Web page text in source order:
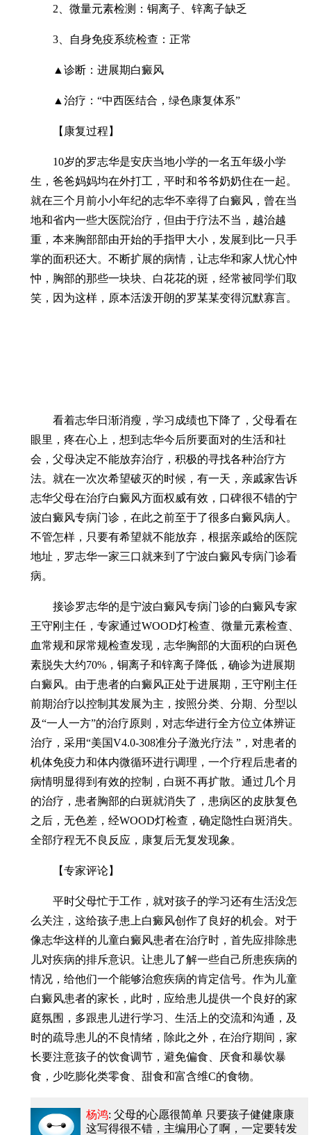
2、微量元素检测：铜离子、锌离子缺乏
3、自身免疫系统检查：正常
▲诊断：进展期白癜风
▲治疗：“中西医结合，绿色康复体系”
【康复过程】
10岁的罗志华是安庆当地小学的一名五年级小学
生，爸爸妈妈均在外打工，平时和爷爷奶奶住在一起。
就在三个月前小小年纪的志华不幸得了白癜风，曾在当
地和省内一些大医院治疗，但由于疗法不当，越治越
重，本来胸部部由开始的手指甲大小，发展到比一只手
掌的面积还大。不断扩展的病情，让志华和家人忧心忡
忡，胸部的那些一块块、白花花的斑，经常被同学们取
笑，因为这样，原本活泼开朗的罗某某变得沉默寡言。
看着志华日渐消瘦，学习成绩也下降了，父母看在
眼里，疼在心上，想到志华今后所要面对的生活和社
会，父母决定不能放弃治疗，积极的寻找各种治疗方
法。就在一次次希望破灭的时候，有一天，亲戚家告诉
志华父母在治疗白癜风方面权威有效，口碑很不错的宁
波白癜风专病门诊，在此之前至于了很多白癜风病人。
不管怎样，只要有希望就不能放弃，根据亲戚给的医院
地址，罗志华一家三口就来到了宁波白癜风专病门诊看
病。
接诊罗志华的是宁波白癜风专病门诊的白癜风专家
王守刚主任，专家通过WOOD灯检查、微量元素检查、
血常规和尿常规检查发现，志华胸部的大面积的白斑色
素脱失大约70%，铜离子和锌离子降低，确诊为进展期
白癜风。由于患者的白癜风正处于进展期，王守刚主任
前期治疗以控制其发展为主，按照分类、分期、分型以
及“一人一方”的治疗原则，对志华进行全方位立体辨证
治疗，采用“美国V4.0-308准分子激光疗法 ”，对患者的
机体免疫力和体内微循环进行调理，一个疗程后患者的
病情明显得到有效的控制，白斑不再扩散。通过几个月
的治疗，患者胸部的白斑就消失了，患病区的皮肤复色
之后，无色差，经WOOD灯检查，确定隐性白斑消失。
全部疗程无不良反应，康复后无复发现象。
【专家评论】
平时父母忙于工作，就对孩子的学习还有生活没怎
么关注，这给孩子患上白癜风创作了良好的机会。对于
像志华这样的儿童白癜风患者在治疗时，首先应排除患
儿对疾病的排斥意识。让患儿了解一些自己所患疾病的
情况，给他们一个能够治愈疾病的肯定信号。作为儿童
白癜风患者的家长，此时，应给患儿提供一个良好的家
庭氛围，多跟患儿进行学习、生活上的交流和沟通，及
时的疏导患儿的不良情绪，除此之外，在治疗期间，家
长要注意孩子的饮食调节，避免偏食、厌食和暴饮暴
食，少吃膨化类零食、甜食和富含维C的食物。
杨鸿: 父母的心愿很简单 只要孩子健健康康
这写得很不错，主编用心了啊，一定要转发